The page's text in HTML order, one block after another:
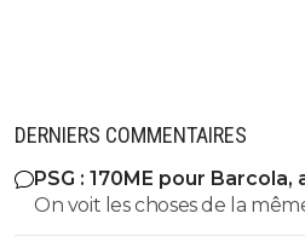
DERNIERS COMMENTAIRES
PSG : 170ME pour
On voit les choses de la